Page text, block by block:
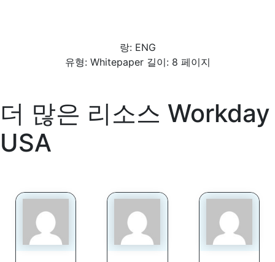
랑: ENG
유형: Whitepaper 길이: 8 페이지
더 많은 리소스 Workday
USA